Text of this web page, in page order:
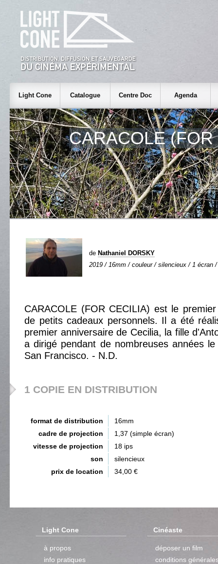
Light Cone Catalogue Centre Doc Agenda
CARACOLE
de Nathaniel DORSKY
2019 / 16mm / couleur / silencieux / 1 écran /
CARACOLE (FOR CECILIA) est le
de petits cadeaux personnels. Il a été
premier anniversaire de Cecilia, la fille
a dirigé pendant de nombreuses années
San Francisco. - N.D.
1 COPIE EN DISTRIBUTION
format de distribution
16mm
cadre de projection
1,37 (simple écran)
vitesse de projection
18 ips
son
silencieux
prix de location
34,00 €
Light Cone
à propos
info pratiques
Cinéaste
déposer un film
conditions